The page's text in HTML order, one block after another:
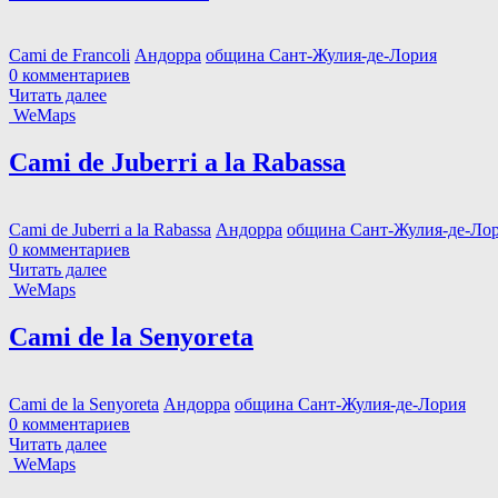
Cami de Francoli Андорра община Сант-Жулия-де-Лория
0 комментариев
Читать далее
WeMaps
Cami de Juberri a la Rabassa
Cami de Juberri a la Rabassa Андорра община Сант-Жулия-де-
0 комментариев
Читать далее
WeMaps
Cami de la Senyoreta
Cami de la Senyoreta Андорра община Сант-Жулия-де-Лория
0 комментариев
Читать далее
WeMaps